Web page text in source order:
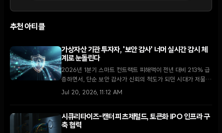
추천 아티클
가상자산 기관 투자자, '보안 감사' 너머 실시간 감시 체
계로 눈돌린다
2026년 1분기 스마트 컨트랙트 피해액이 전년 대비 213% 급
증하면서, 단순 보안 감사가 신뢰의 척도가 되던 시대가 저물고
있다. 기관 투자자들은 이제 정적인 PDF 보고서 대신 실시간
Jul 20, 2026, 11:12 AM
시큐리타이즈-캔터 피츠제럴드, 토큰화 IPO 인프라 구
축 협력